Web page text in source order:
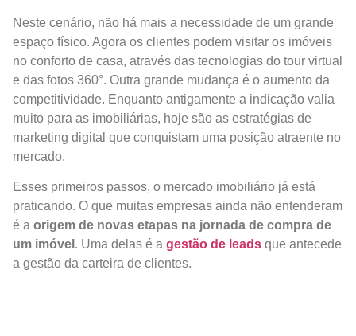
Neste cenário, não há mais a necessidade de um grande
espaço físico. Agora os clientes podem visitar os imóveis
no conforto de casa, através das tecnologias do tour virtual
e das fotos 360°. Outra grande mudança é o aumento da
competitividade. Enquanto antigamente a indicação valia
muito para as imobiliárias, hoje são as estratégias de
marketing digital que conquistam uma posição atraente no
mercado.
Esses primeiros passos, o mercado imobiliário já está
praticando. O que muitas empresas ainda não entenderam
é a origem de novas etapas na jornada de compra de
um imóvel . Uma delas é a gestão de leads que antecede
a gestão da carteira de clientes.